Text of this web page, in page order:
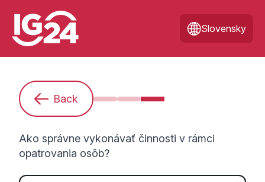
Slovensky
Back Som nováčikom. Čo potrebujem
Všeobecné informácie o
Ako správne vykonávať
Ako správne vykonávať činnosti v rámci
opatrovania osôb?